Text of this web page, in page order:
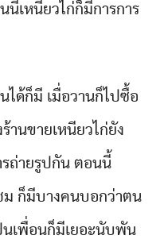
นี้เหนียวไก่ก็มีการการ
ด้ก็มี เมื่อวานก็ไปซื้อ
านขายเหนียวไก่ยัง
รถ่ายรูปกัน ตอนนี้
ม ก็มีบางคนบอกว่าตน
นเพื่อนก็มีเยอะนับพัน